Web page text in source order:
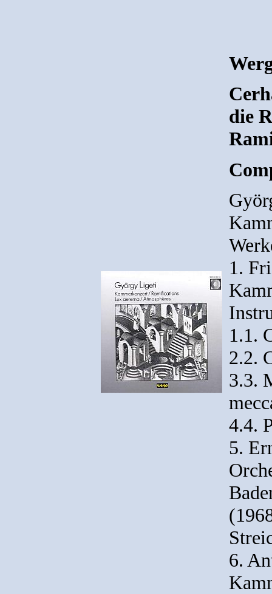
die
1.
1.1.
2.2.
3.3.
4.4.
5.
6.